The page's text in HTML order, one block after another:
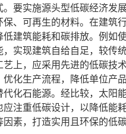
实施源头型低碳经济发
、可再生的材料。在建筑
建筑能耗和碳排放。例如
实现建筑自给自足，较传
上，应采用先进的低碳技
化生产流程，降低单位产
化石能源。经比较，太阳
注重低碳设计，以降低能
素，打造实用且环保的低碳